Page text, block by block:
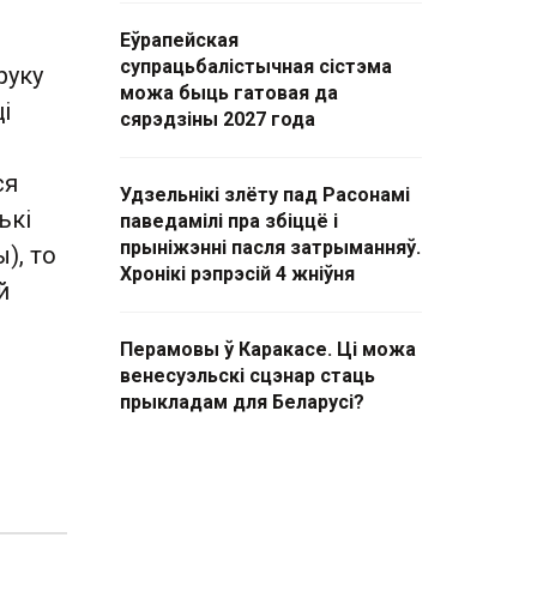
то
Еўрапейская
супрацьбалістычная сістэма
можа быць гатовая да
сярэдзіны 2027 года
Удзельнікі злёту пад Расонамі
паведамілі пра збіццё і
прыніжэнні пасля затрыманняў.
Хронікі рэпрэсій 4 жніўня
Перамовы ў Каракасе. Ці можа
венесуэльскі сцэнар стаць
прыкладам для Беларусі?